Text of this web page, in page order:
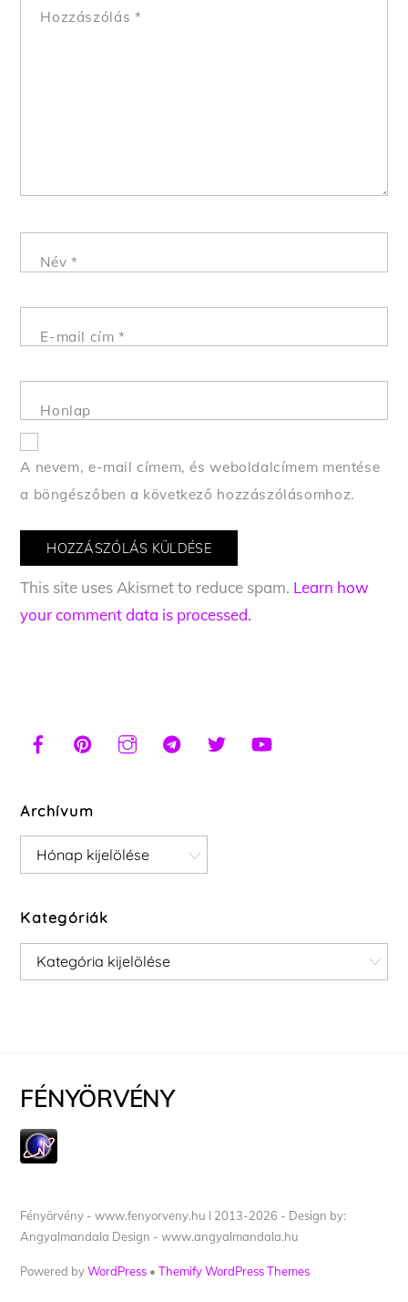
Hozzászólás *
Név *
E-mail cím*
Honlap
A nevem, e-mail címem, és weboldalcímem mentése
a böngészőben a következő hozzászólásomhoz.
This site uses Akismet to reduce spam. Learn how
your comment data is processed.
Archívum
Archívum
Kategóriák
Kategóriák
FÉNYÖRVÉNY
Fényörvény - www.fenyorveny.hu I 2013-2026 - Design by:
Angyalmandala Design - www.angyalmandala.hu
Powered byWordPress •Themify WordPress Themes